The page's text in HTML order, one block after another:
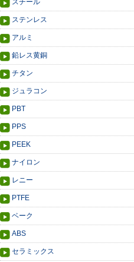
スチール
ステンレス
アルミ
鉛レス黄銅
チタン
ジュラコン
PBT
PPS
PEEK
ナイロン
レニー
PTFE
ベーク
ABS
セラミックス